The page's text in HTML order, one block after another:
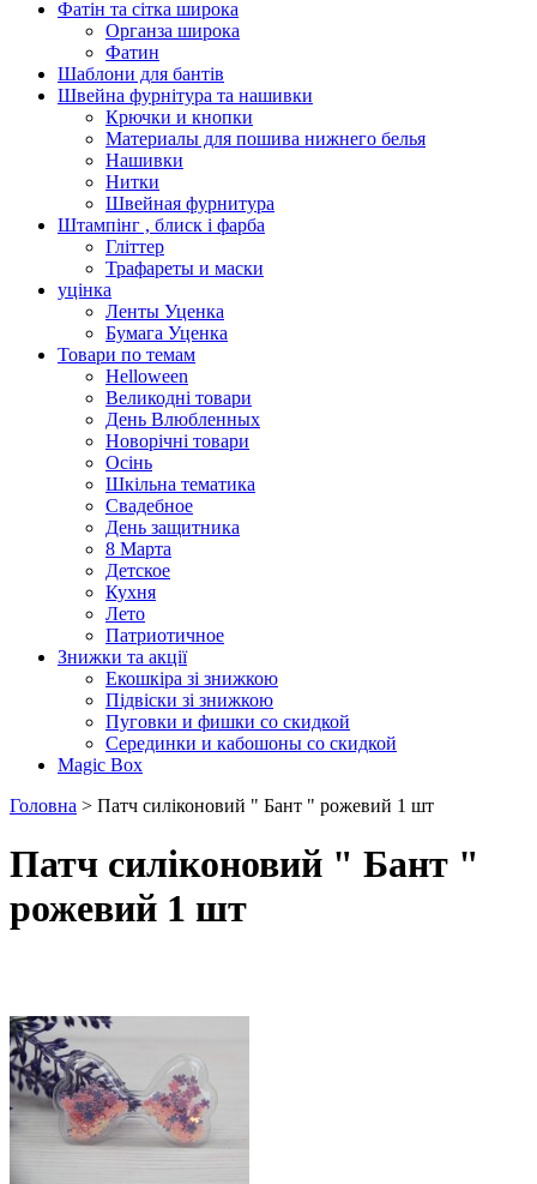
Фатін та сітка широка
Органза широка
Фатин
Шаблони для бантів
Швейна фурнітура та нашивки
Крючки и кнопки
Материалы для пошива нижнего белья
Нашивки
Нитки
Швейная фурнитура
Штампінг , блиск і фарба
Гліттер
Трафареты и маски
уцінка
Ленты Уценка
Бумага Уценка
Товари по темам
Helloween
Великодні товари
День Влюбленных
Новорічні товари
Осінь
Шкільна тематика
Свадебное
День защитника
8 Марта
Детское
Кухня
Лето
Патриотичное
Знижки та акції
Екошкіра зі знижкою
Підвіски зі знижкою
Пуговки и фишки со скидкой
Серединки и кабошоны со скидкой
Magic Box
Головна > Патч силіконовий " Бант " рожевий 1 шт
Патч силіконовий " Бант "
рожевий 1 шт